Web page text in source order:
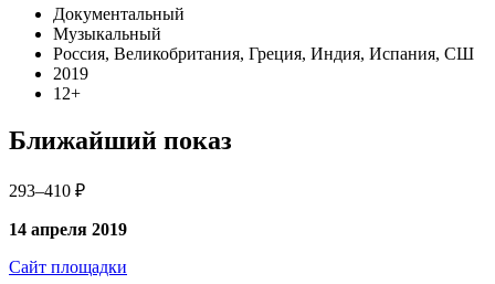
Документальный
Музыкальный
Россия, Великобритания, Греция, Индия, Испания, СШ
2019
12+
Ближайший показ
293–410 ₽
14 апреля 2019
Сайт площадки